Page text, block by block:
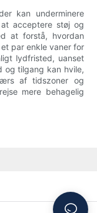
kan underminere
acceptere støj og
at forstå, hvordan
par enkle vaner for
lydfristed, uanset
og tilgang kan hvile,
af tidszoner og
mere behagelig